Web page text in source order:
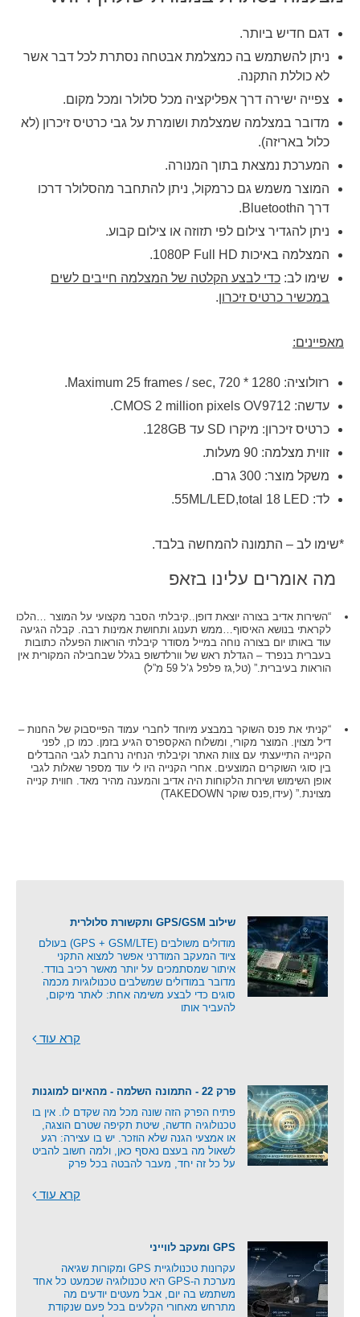
דגם חדיש ביותר.
ניתן להשתמש בה כמצלמת אבטחה נסתרת לכל דבר אשר
לא כוללת התקנה.
צפייה ישירה דרך אפליקציה מכל סלולר ומכל מקום.
מדובר במצלמה שמצלמת ושומרת על גבי כרטיס זיכרון (לא
כלול באריזה).
המערכת נמצאת בתוך המנורה.
המוצר משמש גם כרמקול, ניתן להתחבר מהסלולר דרכו
דרך הBluetooth.
ניתן להגדיר צילום לפי תזוזה או צילום קבוע.
המצלמה באיכות 1080P Full HD.
שימו לב: כדי לבצע הקלטה של המצלמה חייבים לשים
במכשיר כרטיס זיכרון.
מאפיינים:
רזולוציה: 1280 * 720 ,Maximum 25 frames / sec.
עדשה:
CMOS 2 million pixels OV9712.
כרטיס זיכרון: מיקרו SD עד 128GB.
זווית מצלמה: 90 מעלות.
משקל מוצר: 300 גרם.
לד: 55ML/
LED,total 18 LED.
*שימו לב – התמונה להמחשה בלבד.
מה אומרים עלינו בזאפ
“השירות אדיב בצורה יוצאת דופן..קיבלתי הסבר מקצועי על המוצר …הלכו
לקראתי בנושא האיסוף…ממש תענוג ותחושת אמינות רבה. קבלה הגיעה
עוד באותו יום בצורה נוחה במייל מסודר קיבלתי הוראות הפעלה כתובות
בעברית בנפרד – הגדלת ראש של וורלדשופ בגלל שבחבילה המקורית אין
הוראות בעיברית.” (טל,גז פלפל ג’ל 59 מ”ל)
“קניתי את פנס השוקר במבצע מיוחד לחברי עמוד הפייסבוק של החנות –
דיל מצוין. המוצר מקורי, ומשלוח האקספרס הגיע בזמן. כמו כן, לפני
הקנייה התייעצתי עם צוות האתר וקיבלתי הנחיה נרחבת לגבי ההבדלים
בין סוגי השוקרים המוצעים. אחרי הקנייה היו לי עוד מספר שאלות לגבי
אופן השימוש ושירות הלקוחות היה אדיב והמענה מהיר מאד. חווית קנייה
מצוינת.” (עידו,פנס שוקר TAKEDOWN)
שילוב GPS/GSM ותקשורת סלולרית
מודולים משולבים (GPS + GSM/LTE) בעולם
ציוד המעקב המודרני אפשר למצוא התקני
איתור שמסתמכים על יותר מאשר רכיב בודד.
מדובר במודולים שמשלבים טכנולוגיות מכמה
סוגים כדי לבצע משימה אחת: לאתר מיקום,
להעביר אותו
קרא עוד
פרק 22 - התמונה השלמה - מהאיום למוגנות
פתיח הפרק הזה שונה מכל מה שקדם לו. אין בו
טכנולוגיה חדשה, שיטת תקיפה שטרם הוצגה,
או אמצעי הגנה שלא הוזכר. יש בו עצירה: רגע
לשאול מה בעצם נאסף כאן, ולמה חשוב להביט
על כל זה יחד, מעבר להבטה בכל פרק
קרא עוד
GPS ומעקב לווייני
עקרונות טכנולוגיית GPS ומקורות שגיאה
מערכת ה-GPS היא טכנולוגיה שכמעט כל אחד
משתמש בה יום, אבל מעטים יודעים מה
מתרחש מאחורי הקלעים בכל פעם שנקודת